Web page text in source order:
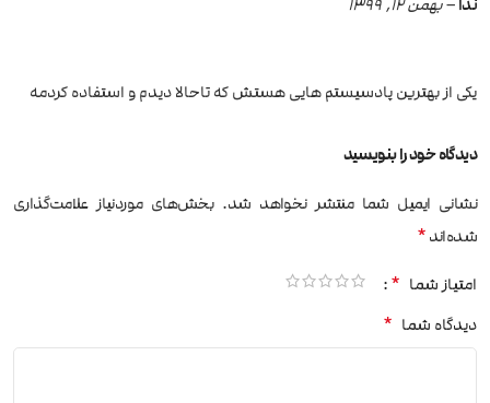
ندا–بهمن 12, 1399
یکی از بهترین پادسیستم هایی هستش که تاحالا دیدم و استفاده کردمه
دیدگاه خود را بنویسید
نشانی ایمیل شما منتشر نخواهد شد. بخش‌های موردنیاز علامت‌گذاری
شده‌اند*
امتیاز شما *
دیدگاه شما *